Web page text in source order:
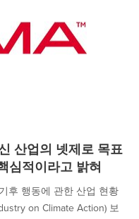
산업의 넷제로 목표
심적이라고 밝혀
후 행동에 관한 산업 현황
on Climate Action) 보